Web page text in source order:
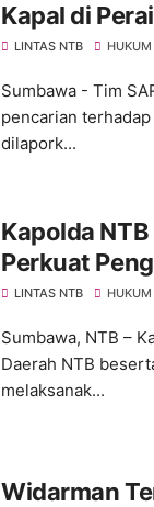
Kapal di
Terjunkan!
LINTAS NTB HUKUM
Sumbawa - Tim
pencarian
dilapork...
Kapolda
Perkuat
Tingkatkan
LINTAS NTB HUKUM
Sumbawa, NTB –
Daerah NTB
melaksanak...
Widarman